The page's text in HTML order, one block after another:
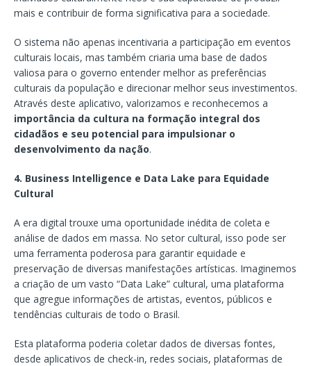
mais e contribuir de forma significativa para a sociedade.
O sistema não apenas incentivaria a participação em eventos
culturais locais, mas também criaria uma base de dados
valiosa para o governo entender melhor as preferências
culturais da população e direcionar melhor seus investimentos.
Através deste aplicativo, valorizamos e reconhecemos a
importância da cultura na formação integral dos
cidadãos e seu potencial para impulsionar o
desenvolvimento da nação.
4. Business Intelligence e Data Lake para Equidade
Cultural
A era digital trouxe uma oportunidade inédita de coleta e
análise de dados em massa. No setor cultural, isso pode ser
uma ferramenta poderosa para garantir equidade e
preservação de diversas manifestações artísticas. Imaginemos
a criação de um vasto “Data Lake” cultural, uma plataforma
que agregue informações de artistas, eventos, públicos e
tendências culturais de todo o Brasil.
Esta plataforma poderia coletar dados de diversas fontes,
desde aplicativos de check-in, redes sociais, plataformas de